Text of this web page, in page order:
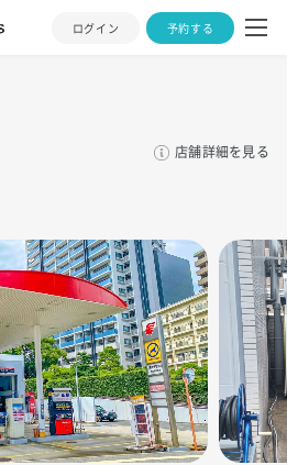
ログイン 予約する
店舗詳細を見る